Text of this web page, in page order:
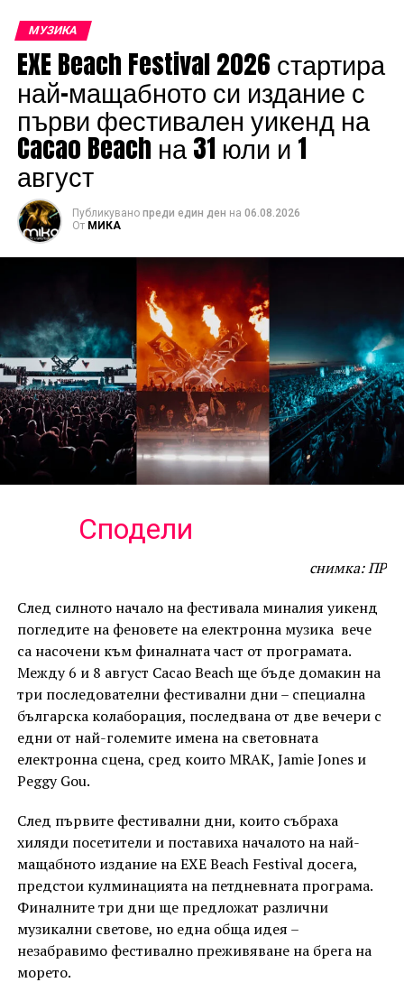
МУЗИКА
EXE Beach Festival 2026 стартира
най-мащабното си издание с
първи фестивален уикенд на
Cacao Beach на 31 юли и 1
август
Публикувано преди един ден на 06.08.2026
От МИКА
Сподели
снимка: ПР
След силното начало на фестивала миналия уикенд
погледите на феновете на електронна музика вече
са насочени към финалната част от програмата.
Между 6 и 8 август Cacao Beach ще бъде домакин на
три последователни фестивални дни – специална
българска колаборация, последвана от две вечери с
едни от най-големите имена на световната
електронна сцена, сред които MRAK, Jamie Jones и
Peggy Gou.
След първите фестивални дни, които събраха
хиляди посетители и поставиха началото на най-
мащабното издание на EXE Beach Festival досега,
предстои кулминацията на петдневната програма.
Финалните три дни ще предложат различни
музикални светове, но една обща идея –
незабравимо фестивално преживяване на брега на
морето.